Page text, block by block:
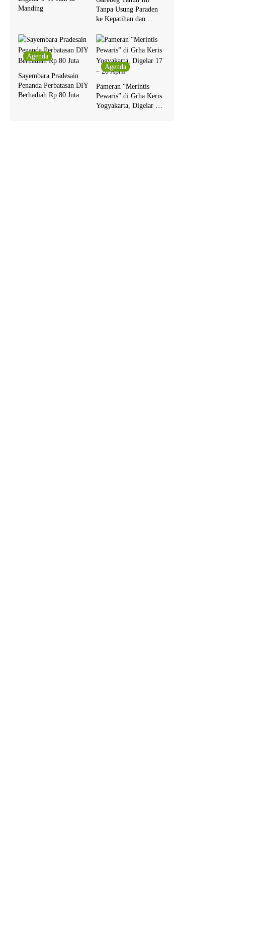
Manding
Tanpa Usung Paraden
ke Kepatihan dan
Agenda
Sayembara Pradesain
Penanda Perbatasan DIY
Berhadiah Rp 80 Juta
Agenda
Pameran “Merintis
Pewaris” di Grha Keris
Yogyakarta, Digelar 17